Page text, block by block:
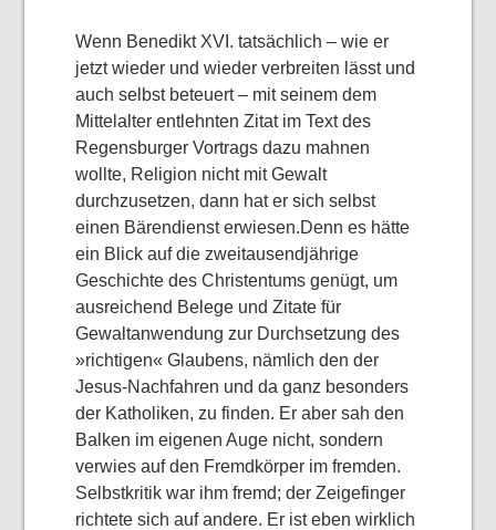
Wenn Benedikt XVI. tatsächlich – wie er
jetzt wieder und wieder verbreiten lässt und
auch selbst beteuert – mit seinem dem
Mittelalter entlehnten Zitat im Text des
Regensburger Vortrags dazu mahnen
wollte, Religion nicht mit Gewalt
durchzusetzen, dann hat er sich selbst
einen Bärendienst erwiesen.Denn es hätte
ein Blick auf die zweitausendjährige
Geschichte des Christentums genügt, um
ausreichend Belege und Zitate für
Gewaltanwendung zur Durchsetzung des
»richtigen« Glaubens, nämlich den der
Jesus-Nachfahren und da ganz besonders
der Katholiken, zu finden. Er aber sah den
Balken im eigenen Auge nicht, sondern
verwies auf den Fremdkörper im fremden.
Selbstkritik war ihm fremd; der Zeigefinger
richtete sich auf andere. Er ist eben wirklich